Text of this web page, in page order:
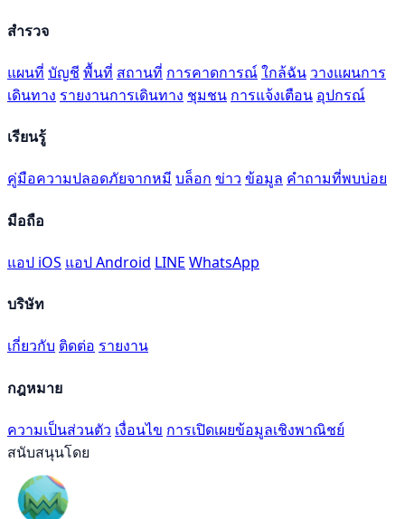
สำรวจ
แผนที่ บัญชี พื้นที่ สถานที่ การคาดการณ์ใกล้ฉัน วางแผนการ
เดินทาง รายงานการเดินทาง ชุมชน การแจ้งเตือน อุปกรณ์
เรียนรู้
คู่มือความปลอดภัยจากหมี บล็อก ข่าว ข้อมูล คำถามที่พบบ่อย
มือถือ
แอป iOS แอป Android LINE WhatsApp
บริษัท
เกี่ยวกับ ติดต่อ รายงาน
กฎหมาย
ความเป็นส่วนตัว เงื่อนไข การเปิดเผยข้อมูลเชิงพาณิชย์
สนับสนุนโดย